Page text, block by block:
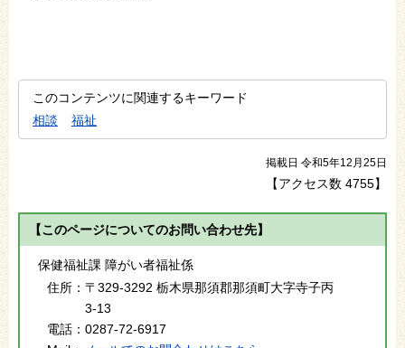
このコンテンツに関連するキーワード
相談
福祉
掲載日 令和5年12月25日
【アクセス数 4755】
【このページについてのお問い合わせ先】
保健福祉課 障がい者福祉係
住所： 〒329-3292 栃木県那須郡那須町大字寺子丙
3-13
電話： 0287-72-6917